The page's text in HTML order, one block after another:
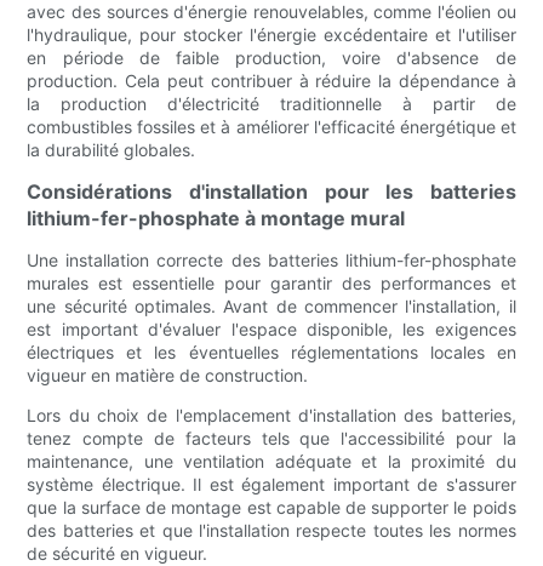
avec des sources d'énergie renouvelables, comme l'éolien ou
l'hydraulique, pour stocker l'énergie excédentaire et l'utiliser
en période de faible production, voire d'absence de
production. Cela peut contribuer à réduire la dépendance à
la production d'électricité traditionnelle à partir de
combustibles fossiles et à améliorer l'efficacité énergétique et
la durabilité globales.
Considérations d'installation pour les batteries
lithium-fer-phosphate à montage mural
Une installation correcte des batteries lithium-fer-phosphate
murales est essentielle pour garantir des performances et
une sécurité optimales. Avant de commencer l'installation, il
est important d'évaluer l'espace disponible, les exigences
électriques et les éventuelles réglementations locales en
vigueur en matière de construction.
Lors du choix de l'emplacement d'installation des batteries,
tenez compte de facteurs tels que l'accessibilité pour la
maintenance, une ventilation adéquate et la proximité du
système électrique. Il est également important de s'assurer
que la surface de montage est capable de supporter le poids
des batteries et que l'installation respecte toutes les normes
de sécurité en vigueur.